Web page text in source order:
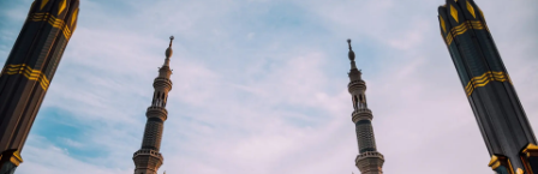
복잡한 고용 업무를 아웃소싱
인프라
Remote 통합
HR을 워크플로에 매끄럽게 통합
스타트업
성장하는 기업을 위한 민첩한 글로벌 HR 및 급여 솔루션
중견기업
맞춤형 HR 솔루션으로 팀 확장
REMOTE와 함께 배우기
리서치 및 가이드
사례 연구
Français
Deutsch
Español